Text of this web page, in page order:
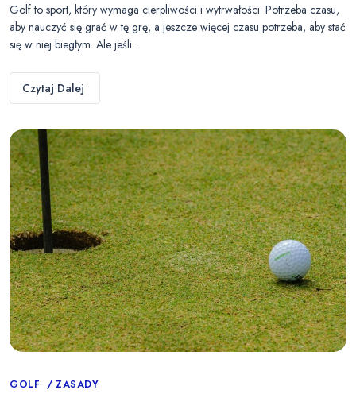
Golf to sport, który wymaga cierpliwości i wytrwałości. Potrzeba czasu,
aby nauczyć się grać w tę grę, a jeszcze więcej czasu potrzeba, aby stać
się w niej biegłym. Ale jeśli…
Czytaj Dalej
Categories
GOLF ZASADY